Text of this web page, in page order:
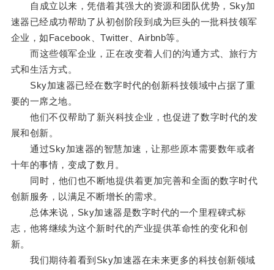
自成立以来，凭借着其强大的资源和团队优势，Sky加
速器已经成功帮助了从初创阶段到成为巨头的一批科技领军
企业，如Facebook、Twitter、Airbnb等。
而这些领军企业，正在改变着人们的沟通方式、旅行方
式和生活方式。
Sky加速器已经在数字时代的创新科技领域中占据了重
要的一席之地。
他们不仅帮助了新兴科技企业，也促进了数字时代的发
展和创新。
通过Sky加速器的智慧加速，让那些原本需要数年或者
十年的事情，变成了数月。
同时，他们也不断地提供着更加完善和全面的数字时代
创新服务，以满足不断增长的需求。
总体来说，Sky加速器是数字时代的一个里程碑式标
志，他将继续为这个新时代的产业提供革命性的变化和创
新。
我们期待着看到Sky加速器在未来更多的科技创新领域